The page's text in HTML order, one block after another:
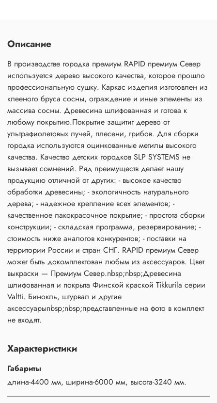
Описание
В производстве городка премиум RAPID премиум Север
используется дерево высокого качества, которое прошло
профессиональную сушку. Каркас изделия изготовлен из
клееного бруса сосны, ограждение и иные элементы из
массива сосны. Древесина шлифованная и готова к
любому покрытию.Покрытие защитит дерево от
ультрафиолетовых лучей, плесени, грибов. Для сборки
городка используются оцинкованные метилы высокого
качества. Качество детских городков SLP SYSTEMS не
вызывает сомнений. Ряд преимуществ делает нашу
продукцию отличной от других: - высокое качество
обработки древесины; - экологичность натурального
дерева; - надежное крепление всех элементов; -
качественное лакокрасочное покрытие; - простота сборки
конструкции; - складская программа, резервирование; -
стоимость ниже аналогов конкурентов; - поставки на
территории России и стран СНГ. RAPID премиум Север
может быть докомплектован любым из аксессуаров. Цвет
выкраски — Премиум Север.nbsp;nbsp;Древесина
шлифованная и покрыта Финской краской Tikkurila серии
Valtti. Бинокль, штурвал и другие
аксессуарыnbsp;nbsp;представленные на фото в комплект
не входят.
Характеристики
Габариты
длина-4400 мм, ширина-6000 мм, высота-3240 мм.